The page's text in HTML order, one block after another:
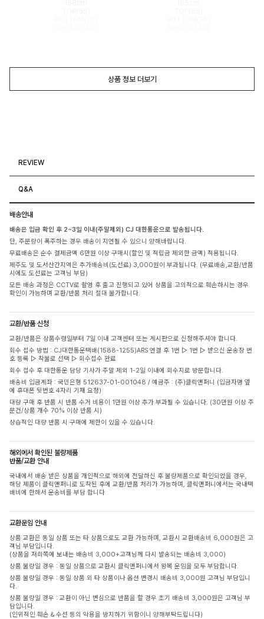
상품 정보 더보기
REVIEW
Q&A
배송안내
배송은 입금 확인 후 2~3일 이내(주말제외) CJ 대한통운으로 발송됩니다.
단, 주문량이 폭주하는 경우 배송이 지연될 수 있으니 양해바랍니다.
무료배송은 순수 결제금액 6만원 이상 구매시(할인 및 적립금 제외한 금액) 적용됩니다.
제주도 및 도서산간지역은 추가배송비(도선료) 3,000원이 부과됩니다. (무료배송,교환/반품
시에도 도선료는 고객님 부담)
모든 배송 과정은 CCTV로 촬영 후 출고 진행되고 있어 상품을 고의적으로 훼손하시는 경우
확인이 가능하며 교환/반품 처리 절대 불가합니다.
교환/반품 신청
교환/반품은 상품수령일부터 7일 이내 고객센터 또는 게시판으로 신청해주셔야 합니다.
회수 접수 방법 : CJ대한통운택배(1588-1255)ARS 연결 후 1번 ▷ 1번 ▷ 받으신 운송장 번
호 등록 ▷ 착불로 선택 ▷ 회수접수 완료
회수 접수 후 대한통운 담당 기사가 주말 제외 1-2일 이내에 회수지로 방문합니다.
배송비 입금계좌 : 국민은행 512637-01-001048 / 예금주 : (주)클릭앤퍼니 (입금자명 옆
에 휴대폰 뒷번호 4자리 기재 요청)
대량 구매 후 반품 시 반품 수거 비용이 1만원 이상 추가 부과될 수 있습니다. (30만원 이상 주
문건/상품 개수 70% 이상 반품 시)
상습적인 대량 반품 시 구매에 제한이 있을 수 있습니다.
해외에서 확인된 불량제품
반품/교환 안내
국내에서 배송 받은 상품을 개인적으로 해외에 전달하신 후 불량제품으로 확인되었을 경우,
해당 제품이 클릭앤퍼니로 도착된 후에 교환/반품 처리가 가능하며, 클릭앤퍼니에서는 국내택
배비에 한해서 운송비를 부담 합니다
교환운임 안내
상품 교환은 동일 상품 또는 타 상품으로도 교환 가능하며, 교환시 교환배송비 6,000원은 고
객님 부담입니다.
(상품을 저희쪽에 보내는 배송비 3,000+고객님께 다시 발송되는 배송비 3,000)
상품 불량일 경우 : 동일 상품으로 교환시 클릭앤퍼니에서 왕복 운임을 모두 부담합니다.
상품 불량일 경우 : 동일 상품 외 타 상품이나 옵션 변경시 배송비 3,000원 고객님 부담입니
다.
상품 불량일 경우 : 교환이 아닌 변심으로 반품을 할 경우 초기 배송비 3,000원은 고객님 부
담입니다.
(인위적인 훼손 & 수선 등의 악용을 방지하기 위함이니 양해부탁드립니다)